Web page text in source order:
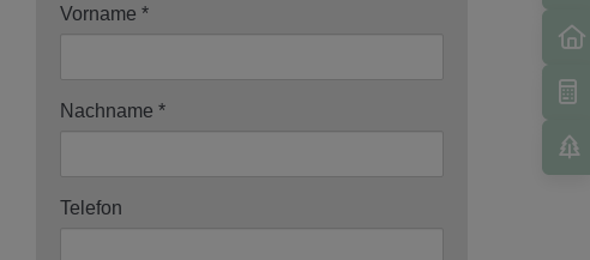
Vorname
Nachname
Telefon